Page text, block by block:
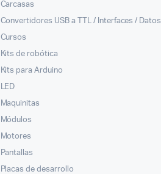
Carcasas
Convertidores USB a TTL / Interfaces / Datos
Cursos
Kits de robótica
Kits para Arduino
LED
Maquinitas
Módulos
Motores
Pantallas
Placas de desarrollo